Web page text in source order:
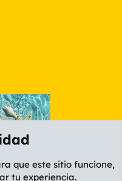
que este sitio funcione,
tu experiencia.